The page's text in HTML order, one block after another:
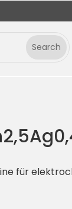
Eine für